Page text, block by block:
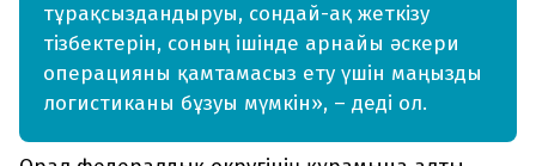
тұрақсыздандыруы, сондай-ақ жеткізу
тізбектерін, соның ішінде арнайы әскери
операцияны қамтамасыз ету үшін маңызды
логистиканы бұзуы мүмкін», – деді ол.